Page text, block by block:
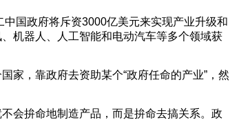
国政府将斥资3000亿美元来实现产业升级和
机器人、人工智能和电动汽车等多个领域获
家，靠政府去资助某个“政府任命的产业”，然
会拚命地制造产品，而是拚命去搞关系。政